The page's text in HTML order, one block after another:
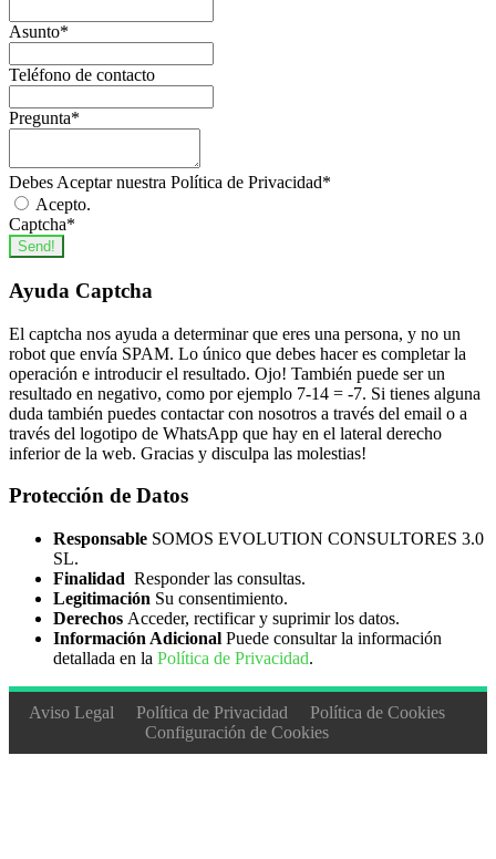
Asunto*
Teléfono de contacto
Pregunta*
Debes Aceptar nuestra Política de Privacidad*
Acepto.
Captcha*
Send!
Ayuda Captcha
El captcha nos ayuda a determinar que eres una persona, y no un
robot que envía SPAM. Lo único que debes hacer es completar la
operación e introducir el resultado. Ojo! También puede ser un
resultado en negativo, como por ejemplo 7-14 = -7. Si tienes alguna
duda también puedes contactar con nosotros a través del email o a
través del logotipo de WhatsApp que hay en el lateral derecho
inferior de la web. Gracias y disculpa las molestias!
Protección de Datos
Responsable SOMOS EVOLUTION CONSULTORES 3.0
SL.
Finalidad Responder las consultas.
Legitimación Su consentimiento.
Derechos Acceder, rectificar y suprimir los datos.
Información Adicional Puede consultar la información
detallada en la Política de Privacidad.
Aviso Legal Política de Privacidad
Política de Cookies
Configuración de Cookies